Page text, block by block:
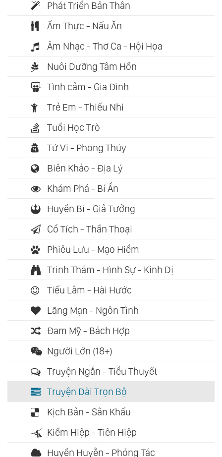
Phát Triển Bản Thân
Ẩm Thực - Nấu Ăn
Âm Nhạc - Thơ Ca - Hội Họa
Nuôi Dưỡng Tâm Hồn
Tình cảm - Gia Đình
Trẻ Em - Thiếu Nhi
Tuổi Học Trò
Tử Vi - Phong Thủy
Biên Khảo - Địa Lý
Khám Phá - Bí Ẩn
Huyền Bí - Giả Tưởng
Cổ Tích - Thần Thoại
Phiêu Lưu - Mạo Hiểm
Trinh Thám - Hình Sự - Kinh Dị
Tiếu Lâm - Hài Hước
Lãng Mạn - Ngôn Tình
Đam Mỹ - Bách Hợp
Người Lớn (18+)
Truyện Ngắn - Tiểu Thuyết
Truyện Dài Trọn Bộ
Kịch Bản - Sân Khấu
Kiếm Hiệp - Tiên Hiệp
Huyền Huyễn - Phóng Tác